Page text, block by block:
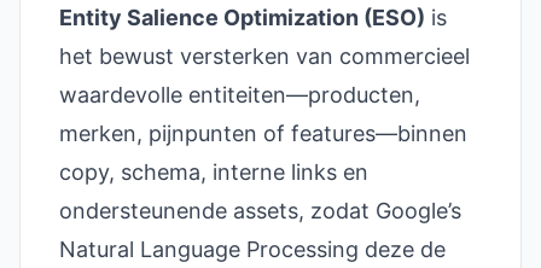
Entity Salience Optimization (ESO) is
het bewust versterken van commercieel
waardevolle entiteiten—producten,
merken, pijnpunten of features—binnen
copy, schema, interne links en
ondersteunende assets, zodat Google’s
Natural Language Processing deze de